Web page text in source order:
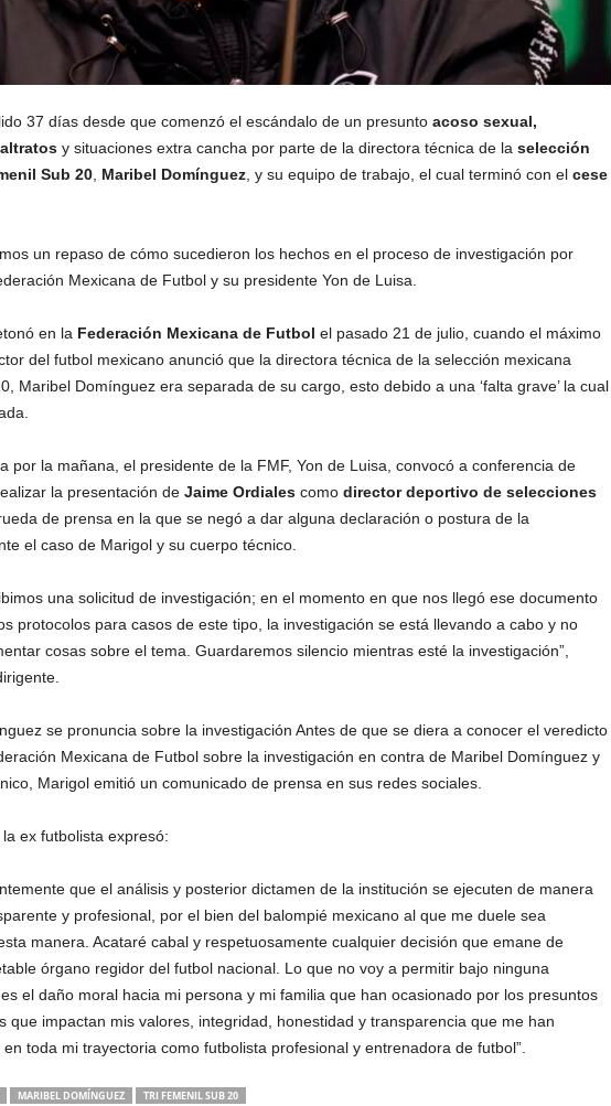
37 días desde que comenzó el escándalo de un presunto acoso sexual,
y situaciones extra cancha por parte de la directora técnica de la selección
Sub 20, Maribel Domínguez, y su equipo de trabajo, el cual terminó con el cese
un repaso de cómo sucedieron los hechos en el proceso de investigación por
Mexicana de Futbol y su presidente Yon de Luisa.
en la Federación Mexicana de Futbol el pasado 21 de julio, cuando el máximo
del futbol mexicano anunció que la directora técnica de la selección mexicana
Maribel Domínguez era separada de su cargo, esto debido a una ‘falta grave’ la cual
por la mañana, el presidente de la FMF, Yon de Luisa, convocó a conferencia de
la presentación deJaime Ordialescomo director deportivo de selecciones
de prensa en la que se negó a dar alguna declaración o postura de la
el caso de Marigol y su cuerpo técnico.
una solicitud de investigación; en el momento en que nos llegó ese documento
protocolos para casos de este tipo, la investigación se está llevando a cabo y no
cosas sobre el tema. Guardaremos silencio mientras esté la investigación”,
se pronuncia sobre la investigación Antes de que se diera a conocer el veredicto
Mexicana de Futbol sobre la investigación en contra de Maribel Domínguez y
Marigol emitió un comunicado de prensa en sus redes sociales.
ex futbolista expresó:
que el análisis y posterior dictamen de la institución se ejecuten de manera
y profesional, por el bien del balompié mexicano al que me duele sea
manera. Acataré cabal y respetuosamente cualquier decisión que emane de
órgano regidor del futbol nacional. Lo que no voy a permitir bajo ninguna
el daño moral hacia mi persona y mi familia que han ocasionado por los presuntos
que impactan mis valores, integridad, honestidad y transparencia que me han
toda mi trayectoria como futbolista profesional y entrenadora de futbol”.
MARIBEL DOMÍNGUEZ TRI FEMENIL SUB 20